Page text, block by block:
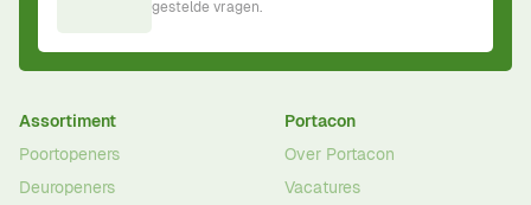
gestelde vragen.
Assortiment
Poortopeners
Deuropeners
Portacon
Over Portacon
Vacatures